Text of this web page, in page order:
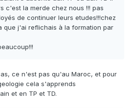
c'est la merde chez nous !!! pas
de continuer leurs etudes!!!chez
que j'ai reflichais à la formation par
ce n'est pas qu'au Maroc, et pour
cela s'apprends
et en TP et TD.